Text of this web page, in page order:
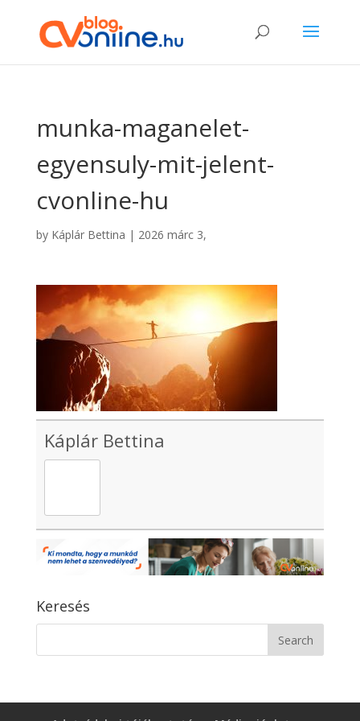
munka-maganelet-
egyensuly-mit-jelent-
cvonline-hu
by Káplár Bettina | 2026 márc 3,
Káplár Bettina
Keresés